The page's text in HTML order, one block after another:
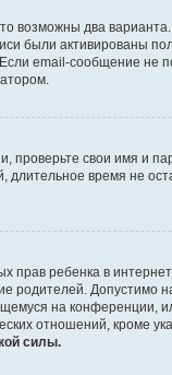
возможны два
были активированы
email-сообщение не
свои имя и
время не
прав ребенка в
родителей.
на
отношений, кроме
силы.